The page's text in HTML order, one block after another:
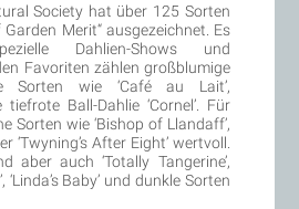
Society hat über 125 Sorten
Merit“ ausgezeichnet. Es
Dahlien-Shows und
Favoriten zählen großblumige
Sorten wie ‘Café au Lait’,
tiefrote Ball-Dahlie ‘Cornel’. Für
Sorten wie ‘Bishop of Llandaff’,
‘Twyning’s After Eight’ wertvoll.
aber auch ‘Totally Tangerine’,
‘Linda’s Baby’ und dunkle Sorten